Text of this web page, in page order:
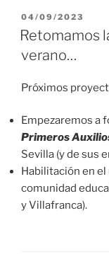
PUBLICADO
EL
04/09/2023
Retomamos
verano…
Próximos
Empezaremos a
Primeros
Sevilla (y de sus
Habilitación en el
comunidad
y Villafranca).